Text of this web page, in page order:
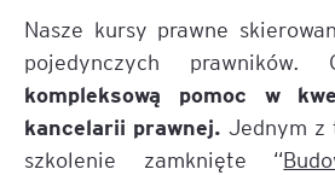
Nasze kursy prawne
pojedynczych prawników.
kompleksową pomoc w
kancelarii prawnej. Jednym z
szkolenie zamknięte “